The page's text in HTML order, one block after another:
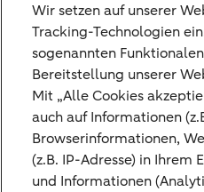
Nizza-Verpflichtungen für
Planetarische Grenzen –
Centre
Tags
Investing for better
Wir setzen auf unserer
Tracking-Technologien
sogenannten
Bereitstellung unserer
Mit „Alle Cookies
auch auf Informationen
Browserinformationen,
(z.B. IP-Adresse) in Ihrem
und Informationen